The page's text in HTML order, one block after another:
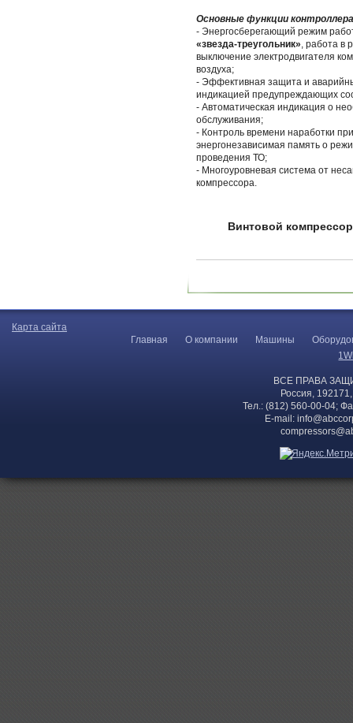
Основные функции контроллера
- Энергосберегающий режим
«звезда-треугольник» , работа в
выключение электродвигателя
воздуха;
- Эффективная защита и
индикацией предупреждающих
- Автоматическая индикация о
обслуживания;
- Контроль времени наработки
энергонезависимая память о
проведения ТО;
- Многоуровневая система от
компрессора.
Винтовой
Карта сайта
Главная
О компании Машины
ВСЕ ПРАВА
Россия,
Тел.: (812) 560-00-04;
E-mail: